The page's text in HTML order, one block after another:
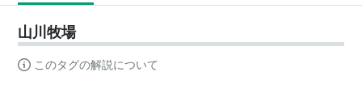
山川牧場
このタグの解説について